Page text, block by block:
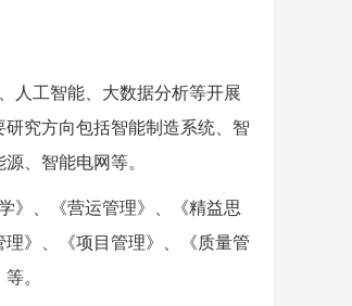
人工智能、大数据分析等开展
研究方向包括智能制造系统、智
、智能电网等。
》、《营运管理》、《精益思
》、《项目管理》、《质量管
。